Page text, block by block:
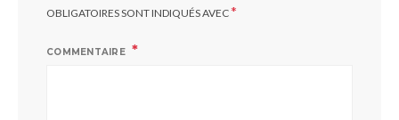
OBLIGATOIRES SONT INDIQUÉS AVEC*
COMMENTAIRE